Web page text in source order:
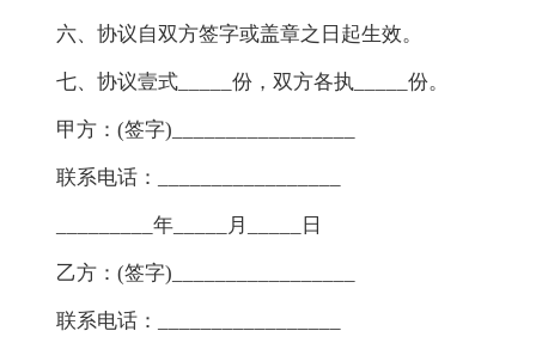
六、协议自双方签字或盖章之日起生效。
七、协议壹式_____份，双方各执_____份。
甲方：(签字)_________________
联系电话：_________________
_________年_____月_____日
乙方：(签字)_________________
联系电话：_________________